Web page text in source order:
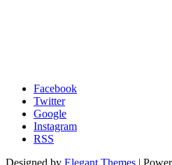
Facebook
Twitter
Google
Instagram
RSS